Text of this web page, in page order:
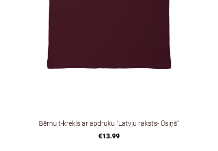
Bērnu t-krekls ar apdruku "Latvju raksts- Ūsiņš"
€13.99